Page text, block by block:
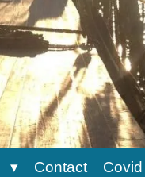
Contact